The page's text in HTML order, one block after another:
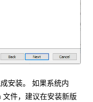
安装。 如果系统内
件，建议在安装新版